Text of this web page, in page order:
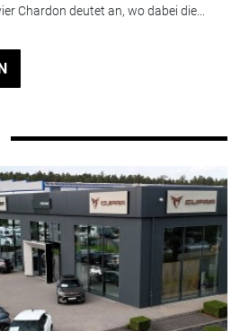
Chardon deutet an, wo dabei die...